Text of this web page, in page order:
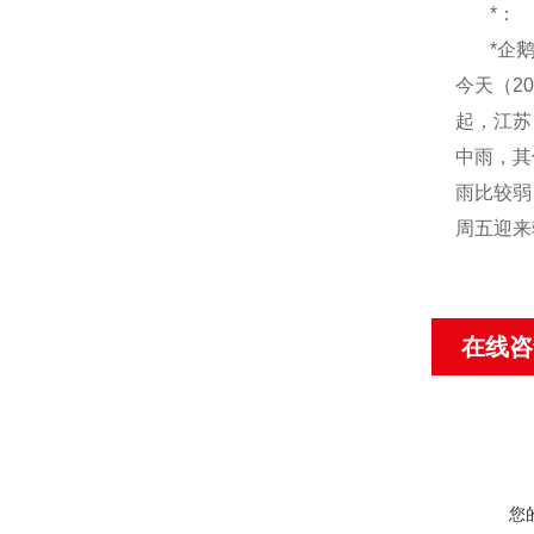
*：
*企
今天（
起，江
中雨，
雨比较
周五迎
在线
您